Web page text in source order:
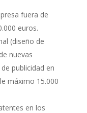
fuera de
euros.
(diseño de
nuevas
publicidad en
máximo 15.000
en los